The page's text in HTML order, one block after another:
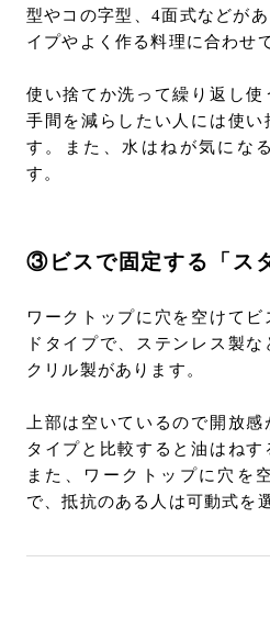
型やコの字型、4面式などが
イプやよく作る料理に合わせ
使い捨てか洗って繰り返し
手間を減らしたい人には使
す。また、水はねが気にな
す。
③ビスで固定する「ス
ワークトップに穴を空けて
ドタイプで、ステンレス製
クリル製があります。
上部は空いているので開放
タイプと比較すると油はねす
また、ワークトップに穴を
で、抵抗のある人は可動式を